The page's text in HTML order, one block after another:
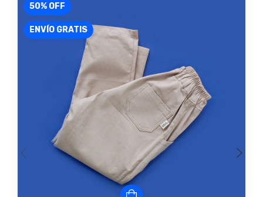
50% OFF
ENVÍO GRATIS